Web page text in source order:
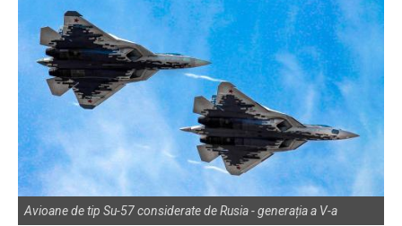
Avioane de tip Su-57 considerate de Rusia - generația a V-a